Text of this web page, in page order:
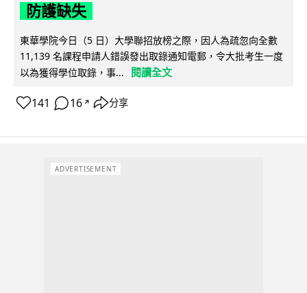
防護缺失
東華學院今日（5 日）大學聯招放榜之際，因人為疏忽向全數
11,139 名課程申請人錯誤發出取錄通知電郵，令大批考生一度
以為獲得學位取錄，事...
閱讀全文
141 16 ↗ 分享
ADVERTISEMENT